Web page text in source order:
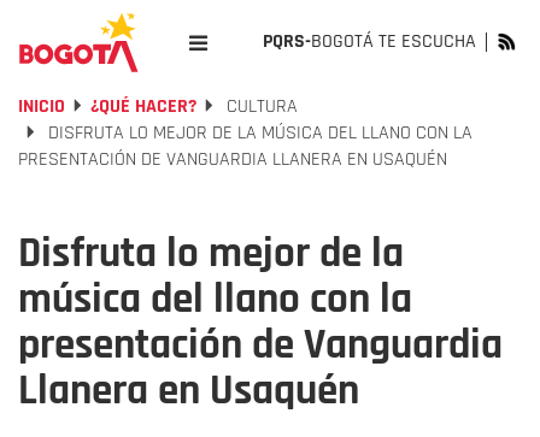
PQRS-BOGOTÁ TE ESCUCHA
INICIO ¿QUÉ HACER?
CULTURA
DISFRUTA LO MEJOR DE LA MÚSICA DEL LLANO CON LA
PRESENTACIÓN DE VANGUARDIA LLANERA EN USAQUÉN
Disfruta lo mejor de la
música del llano con la
presentación de Vanguardia
Llanera en Usaquén